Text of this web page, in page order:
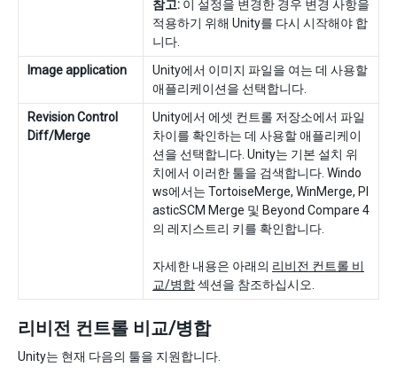
참고: 이 설정을 변경한 경우 변경 사항을
적용하기 위해 Unity를 다시 시작해야 합
니다.
Image application
Unity에서 이미지 파일을 여는 데 사용할
애플리케이션을 선택합니다.
Revision Control
Diff/Merge
Unity에서 에셋 컨트롤 저장소에서 파일
차이를 확인하는 데 사용할 애플리케이
션을 선택합니다. Unity는 기본 설치 위
치에서 이러한 툴을 검색합니다. Windo
ws에서는 TortoiseMerge, WinMerge, Pl
asticSCM Merge 및 Beyond Compare 4
의 레지스트리 키를 확인합니다.
자세한 내용은 아래의 리비전 컨트롤 비
교/병합섹션을 참조하십시오.
리비전 컨트롤 비교/병합
Unity는 현재 다음의 툴을 지원합니다.